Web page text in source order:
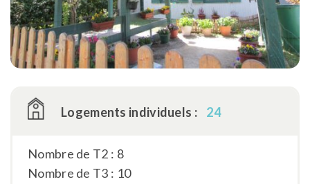
Logements individuels : 24
Nombre de T2 : 8
Nombre de T3 : 10